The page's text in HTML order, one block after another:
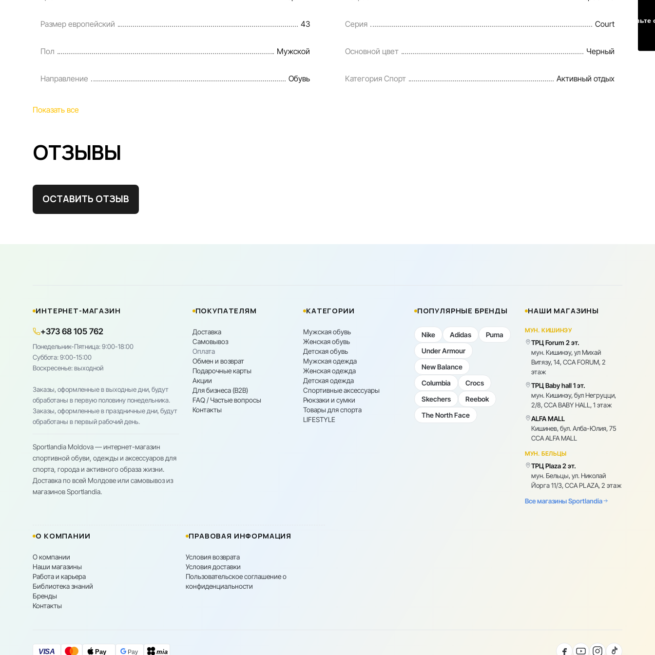
Размер европейский 43 Серия Court
Пол Мужской Основной цвет Черный
Направление Обувь Категория Спорт Активный отдых
Показать все
ОТЗЫВЫ
ОСТАВИТЬ ОТЗЫВ
Оставьте
ИНТЕРНЕТ-МАГАЗИН
+373 68 105 762
Понедельник-Пятница: 9:00-18:00
Cуббота: 9:00-15:00
Воскресенье: выходной
Заказы, оформленные в выходные дни, будут
обработаны в первую половину понедельника.
Заказы, оформленные в праздничные дни, будут
обработаны в первый рабочий день.
Sportlandia Moldova — интернет-магазин
спортивной обуви, одежды и аксессуаров для
спорта, города и активного образа жизни.
Доставка по всей Молдове или самовывоз из
магазинов Sportlandia.
ПОКУПАТЕЛЯМ
Доставка
Самовывоз
Оплата
Обмен и возврат
Подарочные карты
Акции
Для бизнеса (B2B)
FAQ / Частые вопросы
Контакты
КАТЕГОРИИ
Мужская обувь
Женская обувь
Детская обувь
Мужская одежда
Женская одежда
Детская одежда
Спортивные аксессуары
Рюкзаки и сумки
Товары для спорта
LIFESTYLE
ПОПУЛЯРНЫЕ БРЕНДЫ
Nike Adidas
Puma
Under Armour
New Balance
Columbia
Crocs
Skechers
Reebok
The North Face
НАШИ МАГАЗИНЫ
МУН. КИШИНЭУ
ТРЦ Forum 2 эт.
мун. Кишинэу, ул Михай
Витязу, 14, CCA FORUM, 2
этаж
ТРЦ Baby hall 1 эт.
мун. Кишинэу, бул Негруцци,
2/8, CCA BABY HALL, 1 этаж
ALFA MALL
Кишинев, бул. Алба-Юлия, 75
CCA ALFA MALL
МУН. БЕЛЬЦЫ
ТРЦ Plaza 2 эт.
мун. Бельцы, ул. Николай
Йорга 11/3, CCA PLAZA, 2 этаж
Все магазины Sportlandia
О КОМПАНИИ
О компании
Наши магазины
Работа и карьера
Библиотека знаний
Бренды
Контакты
ПРАВОВАЯ ИНФОРМАЦИЯ
Условия возврата
Условия доставки
Пользовательское соглашение о
конфиденциальности
VISA Pay Pay mia